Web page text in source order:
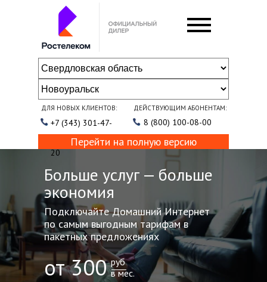
+7 (343) 301-47-
20
Перейти на полную версию
Больше услуг — больше
экономия
ДЛЯ НОВЫХ КЛИЕНТОВ:
8 (800) 100-08-00
ДЕЙСТВУЮЩИМ АБОНЕНТАМ:
руб
в мес.
Подключайте Домашний Интернет
по самым выгодным тарифам в
пакетных предложениях
от 300